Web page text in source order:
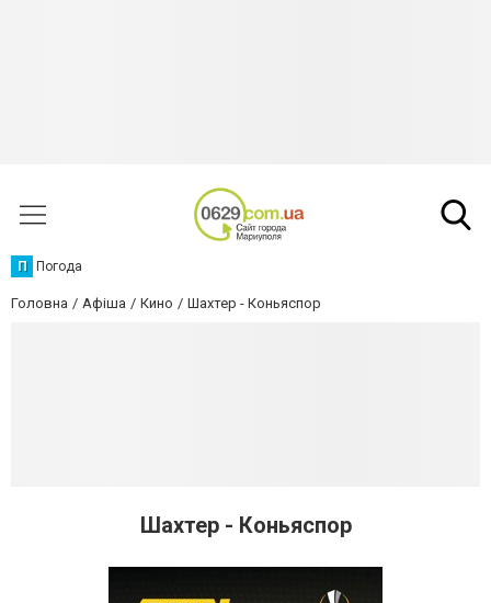
П Погода
Головна Афіша Кино Шахтер - Коньяспор
Шахтер - Коньяспор